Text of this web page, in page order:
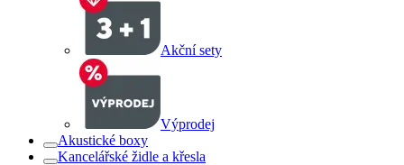
Akční sety
Výprodej
Akustické boxy
Kancelářské židle a křesla